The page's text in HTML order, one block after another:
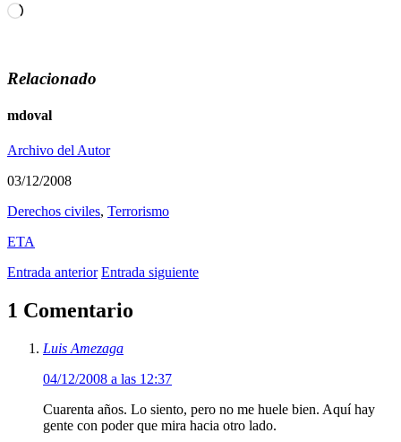
Cargando...
Relacionado
mdoval
Archivo del Autor
03/12/2008
Derechos civiles, Terrorismo
ETA
Entrada anterior Entrada siguiente
1 Comentario
Luis Amezaga
04/12/2008 a las 12:37
Cuarenta años. Lo siento, pero no me huele bien. Aquí hay
gente con poder que mira hacia otro lado.